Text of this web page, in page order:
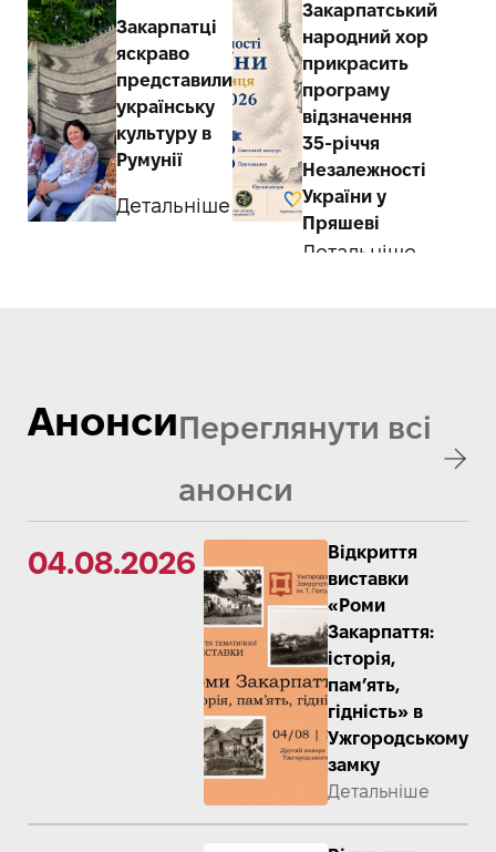
Закарпатці
яскраво
представили
українську
культуру в
Румунії
Детальніше
Закарпатський
народний хор
прикрасить
програму
відзначення
35-річчя
Незалежності
України у
Пряшеві
Детальніше
АнонсиПереглянути всі
анонси
04.08.2026
Відкриття
виставки
«Роми
Закарпаття:
історія,
пам’ять,
гідність» в
Ужгородському
замку
Детальніше